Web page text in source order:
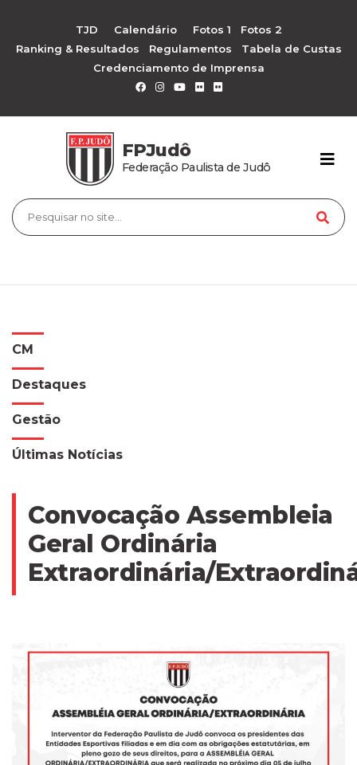
TJD Calendário Fotos 1
Fotos 2
Ranking & Resultados
Regulamentos
Tabela de Custas
Credenciamento de Imprensa
FPJudô
Federação Paulista de Judô
CM
Destaques
Gestão
Últimas Notícias
Convocação Assembleia
Geral Ordinária
Extraordinária/